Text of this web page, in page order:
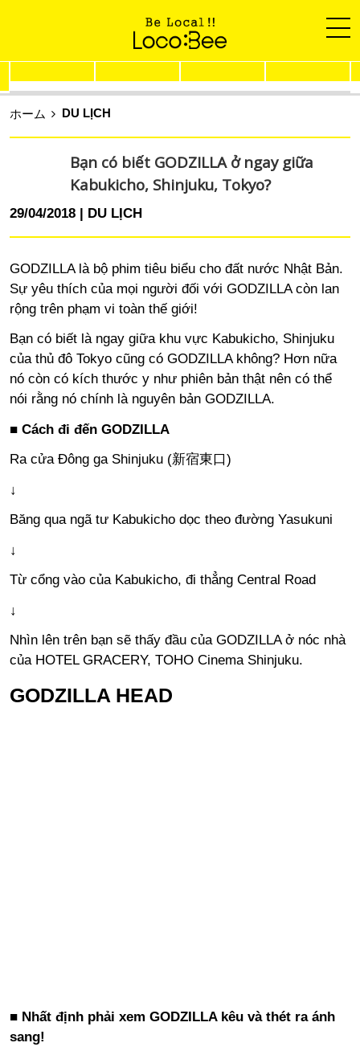
ホーム DU LỊCH
Bạn có biết GODZILLA ở ngay giữa
Kabukicho, Shinjuku, Tokyo?
29/04/2018 DU LỊCH
GODZILLA là bộ phim tiêu biểu cho đất nước Nhật Bản.
Sự yêu thích của mọi người đối với GODZILLA còn lan
rộng trên phạm vi toàn thế giới!
Bạn có biết là ngay giữa khu vực Kabukicho, Shinjuku
của thủ đô Tokyo cũng có GODZILLA không? Hơn nữa
nó còn có kích thước y như phiên bản thật nên có thể
nói rằng nó chính là nguyên bản GODZILLA.
■ Cách đi đến GODZILLA
Ra cửa Đông ga Shinjuku (新宿東口)
↓
Băng qua ngã tư Kabukicho dọc theo đường Yasukuni
↓
Từ cổng vào của Kabukicho, đi thẳng Central Road
↓
Nhìn lên trên bạn sẽ thấy đầu của GODZILLA ở nóc nhà
của HOTEL GRACERY, TOHO Cinema Shinjuku.
GODZILLA HEAD
■ Nhất định phải xem GODZILLA kêu và thét ra ánh
sang!